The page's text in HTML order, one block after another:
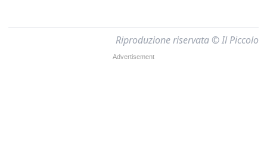
Riproduzione riservata © Il Piccolo